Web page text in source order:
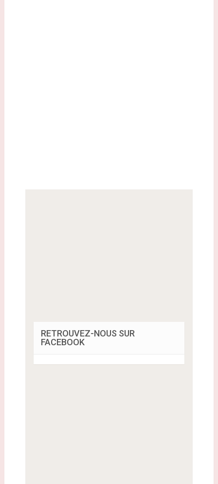
RETROUVEZ-NOUS SUR
FACEBOOK